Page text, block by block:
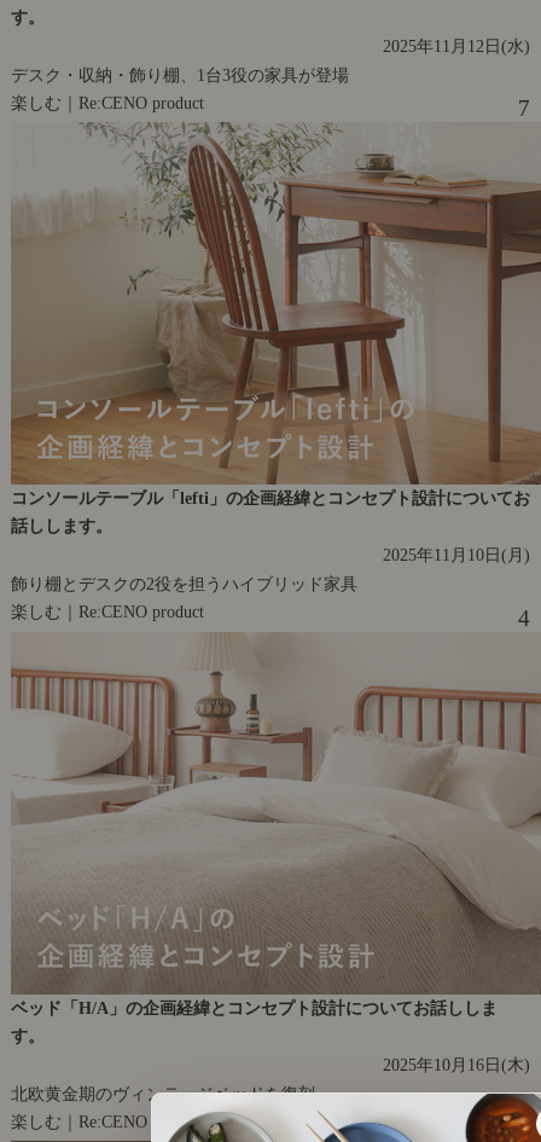
す。
2025年11月12日(水)
デスク・収納・飾り棚、1台3役の家具が登場
楽しむ｜Re:CENO product
7
コンソールテーブル「lefti」の企画経緯とコンセプト設計についてお
話しします。
2025年11月10日(月)
飾り棚とデスクの2役を担うハイブリッド家具
楽しむ｜Re:CENO product
4
ベッド「H/A」の企画経緯とコンセプト設計についてお話ししま
す。
2025年10月16日(木)
北欧黄金期のヴィンテージベッドを復刻
楽しむ｜Re:CENO product
2